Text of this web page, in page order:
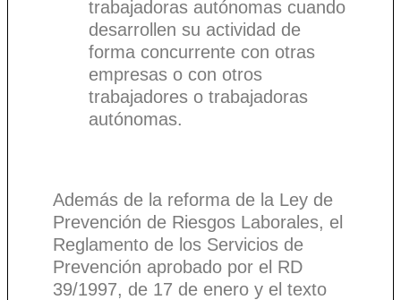
trabajadoras autónomas cuando
desarrollen su actividad de
forma concurrente con otras
empresas o con otros
trabajadores o trabajadoras
autónomas.
Además de la reforma de la Ley de
Prevención de Riesgos Laborales, el
Reglamento de los Servicios de
Prevención aprobado por el RD
39/1997, de 17 de enero y el texto